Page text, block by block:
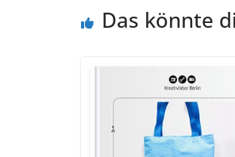
Das könnte